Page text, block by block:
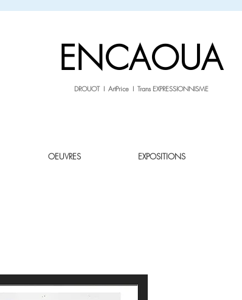
ENCAOUA
DROUOT I ArtPrice I Trans EXPRESSIONNISME
OEUVRES EXPOSITIONS